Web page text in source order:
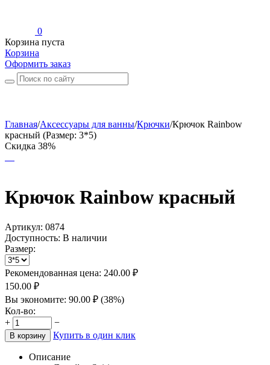
0
Корзина пуста
Корзина
Оформить заказ
Главная/Аксессуары для ванны/Крючки/Крючок Rainbow
красный (Размер: 3*5)
Скидка 38%
Крючок Rainbow красный
Артикул: 0874
Доступность: В наличии
Размер:
Рекомендованная цена: 240.00 ₽
150.00 ₽
Вы экономите: 90.00 ₽ (38%)
Кол-во:
+
−
В корзину Купить в один клик
Описание